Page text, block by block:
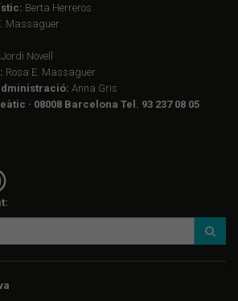
Berta Herreros
Massaguer
Jordi Novell
Rosa E. Massaguer
Anna Gris
· 08008 Barcelona Tel. 93 237 08 05